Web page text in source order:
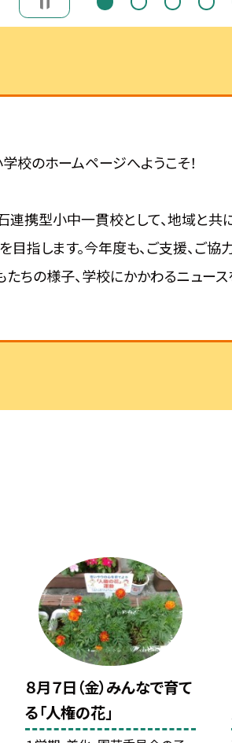
校のホームページへようこそ！
連携型小中一貫校として、地域と共
目指します。今年度も、ご支援、ご
ちの様子、学校にかかわるニュース
８月７日（金）みんなで育て
る「人権の花」